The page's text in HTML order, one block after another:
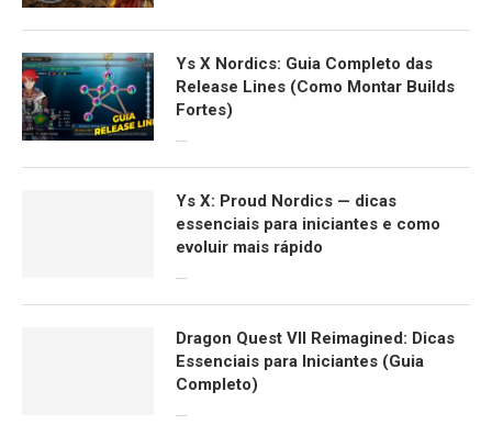
Ys X Nordics: Guia Completo das
Release Lines (Como Montar Builds
Fortes)
Ys X: Proud Nordics — dicas
essenciais para iniciantes e como
evoluir mais rápido
Dragon Quest VII Reimagined: Dicas
Essenciais para Iniciantes (Guia
Completo)